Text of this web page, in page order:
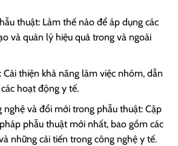
thuật: Làm thế nào để áp dụng các
và quản lý hiệu quả trong và ngoài
Cải thiện khả năng làm việc nhóm, dẫn
hoạt động y tế.
nghệ và đổi mới trong phẫu thuật: Cập
phẫu thuật mới nhất, bao gồm các
những cải tiến trong công nghệ y tế.